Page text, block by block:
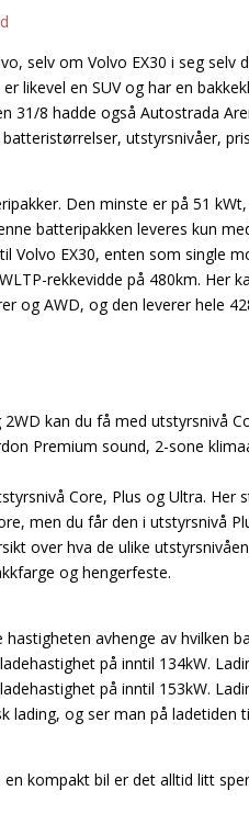
selv om Volvo EX30 i seg
likevel en SUV og har en
31/8 hadde også Autostrada
utstyrsnivåer,
Den minste er på 51
batteripakken leveres kun
Volvo EX30, enten som single
rekkevidde på 480km. Her
og AWD, og den leverer hele
kan du få med utstyrsnivå
Premium sound, 2-sone
Core, Plus og Ultra.
men du får den i utstyrsnivå
over hva de ulike
og hengerfeste.
avhenge av hvilken
på inntil 134kW.
på inntil 153kW.
lading, og ser man på
kompakt bil er det alltid litt